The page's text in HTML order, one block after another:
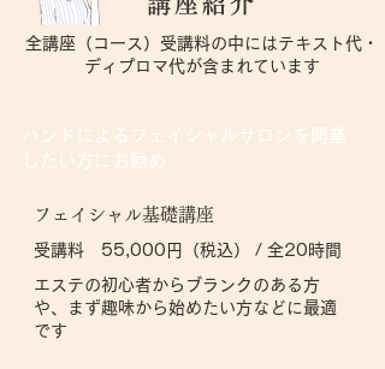
全講座（コース）受講料の中にはテキスト代・
ディプロマ代が含まれています
ハンドによるフェイシャルサロンを開業
したい方にお勧め
フェイシャル基礎講座
受講料 55,000円（税込） / 全20時間
エステの初心者からブランクのある方
や、まず趣味から始めたい方などに最適
です